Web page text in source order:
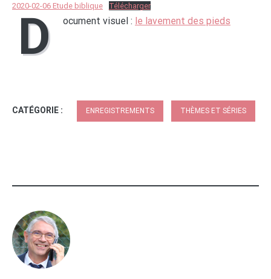
2020-02-06 Etude biblique Télécharger
D ocument visuel : le lavement des pieds
CATÉGORIE : ENREGISTREMENTS THÈMES ET SÉRIES